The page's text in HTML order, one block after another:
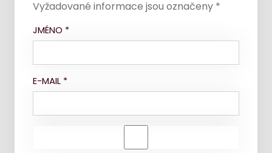
Vyžadované informace jsou označeny *
JMÉNO *
E-MAIL *